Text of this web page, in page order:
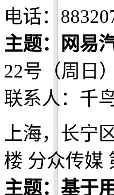
电话：
主题：网易
22号（周日
联系人：千
上海，长宁
楼 分众传媒
主题：基于